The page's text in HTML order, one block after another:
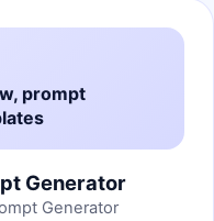
prompt
Generator
Generator